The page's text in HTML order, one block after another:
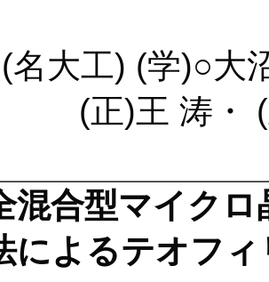
(名大工) (学)○大
(正)王 涛 ・
混合型マイク
によるテオフ